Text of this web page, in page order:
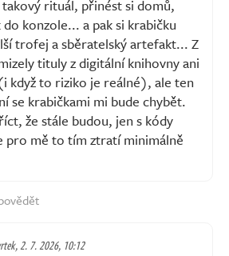
rituál, přinést si domů,
konzole... a pak si krabičku
trofej a sběratelský artefakt... Z
tituly z digitální knihovny ani
když to riziko je reálné), ale ten
se krabičkami mi bude chybět.
že stále budou, jen s kódy
pro mě to tím ztratí minimálně
2. 7. 2026, 10:12